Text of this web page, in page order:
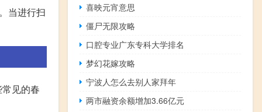
当进行扫
见的春
喜映元宵意思
僵尸无限攻略
口腔专业广东专科大学排名
梦幻花嫁攻略
宁波人怎么去别人家拜年
两市融资余额增加3.66亿元